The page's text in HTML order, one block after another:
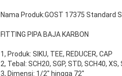
Nama Produk:GOST 17375 Standard
FITTING PIPA BAJA KARBON
1, Produk: SIKU, TEE, REDUCER, CAP
2, Tebal: SCH20, SGP, STD, SCH40,
3, Dimensi: 1/2" hingga 72"